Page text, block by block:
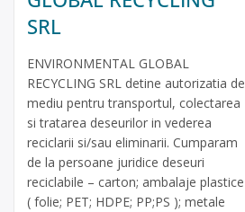
SRL
ENVIRONMENTAL GLOBAL
RECYCLING SRL detine autorizatia de
mediu pentru transportul, colectarea
si tratarea deseurilor in vederea
reciclarii si/sau eliminarii. Cumparam
de la persoane juridice deseuri
reciclabile – carton; ambalaje plastice
( folie; PET; HDPE; PP;PS ); metale